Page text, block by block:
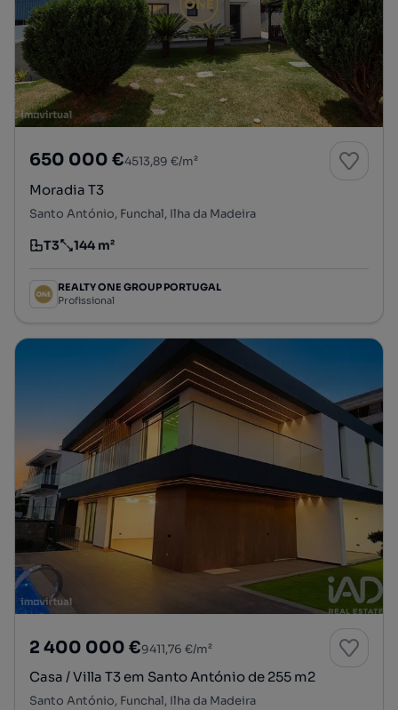
650 000 €4513,89 €/m²
Moradia T3
Santo António, Funchal, Ilha da Madeira
Tipologia
T3
Preço por metro quadrado
144 m²
REALTY ONE GROUP PORTUGAL
Profissional
2 400 000 €9411,76 €/m²
Casa / Villa T3 em Santo António de 255 m2
Santo António, Funchal, Ilha da Madeira